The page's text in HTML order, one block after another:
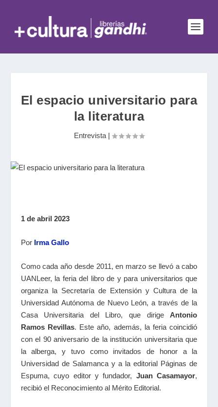
El espacio universitario para
la literatura
Entrevista |
1 de abril 2023
Por Irma Gallo
Como cada año desde 2011, en marzo se llevó a cabo
UANLeer, la feria del libro de y para universitarios que
organiza la Secretaría de Extensión y Cultura de la
Universidad Autónoma de Nuevo León, a través de la
Casa Universitaria del Libro, que dirigeAntonio
Ramos Revillas. Este año, además, la feria coincidió
con el 90 aniversario de la institución universitaria que
la alberga, y tuvo como invitados de honor a la
Universidad de Salamanca y a la editorial Páginas de
Espuma, cuyo editor y fundador, Juan Casamayor,
recibió el Reconocimiento al Mérito Editorial.